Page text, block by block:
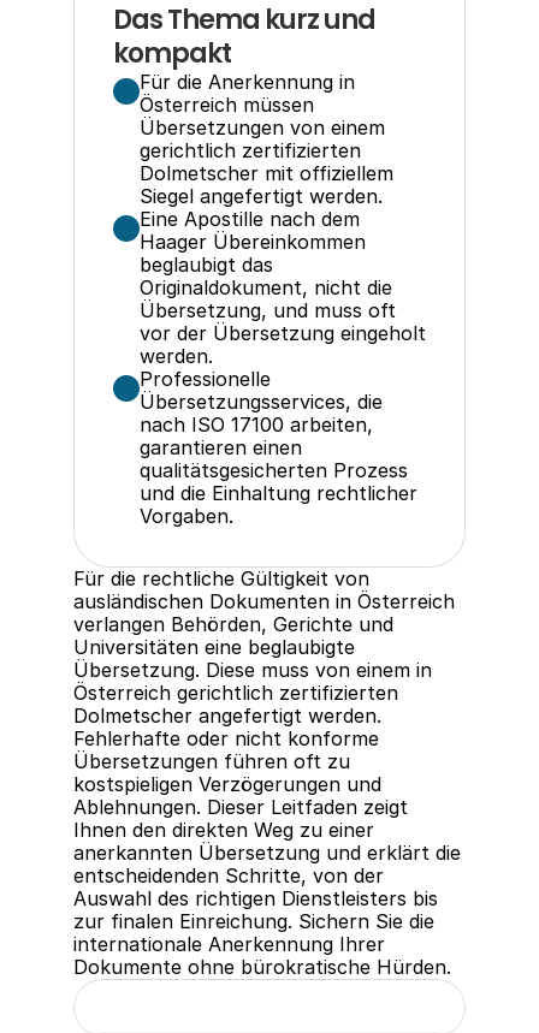
Das Thema kurz und
kompakt
Für die Anerkennung in
Österreich müssen
Übersetzungen von einem
gerichtlich zertifizierten
Dolmetscher mit offiziellem
Siegel angefertigt werden.
Eine Apostille nach dem
Haager Übereinkommen
beglaubigt das
Originaldokument, nicht die
Übersetzung, und muss oft
vor der Übersetzung eingeholt
werden.
Professionelle
Übersetzungsservices, die
nach ISO 17100 arbeiten,
garantieren einen
qualitätsgesicherten Prozess
und die Einhaltung rechtlicher
Vorgaben.
Für die rechtliche Gültigkeit von
ausländischen Dokumenten in Österreich
verlangen Behörden, Gerichte und
Universitäten eine beglaubigte
Übersetzung. Diese muss von einem in
Österreich gerichtlich zertifizierten
Dolmetscher angefertigt werden.
Fehlerhafte oder nicht konforme
Übersetzungen führen oft zu
kostspieligen Verzögerungen und
Ablehnungen. Dieser Leitfaden zeigt
Ihnen den direkten Weg zu einer
anerkannten Übersetzung und erklärt die
entscheidenden Schritte, von der
Auswahl des richtigen Dienstleisters bis
zur finalen Einreichung. Sichern Sie die
internationale Anerkennung Ihrer
Dokumente ohne bürokratische Hürden.